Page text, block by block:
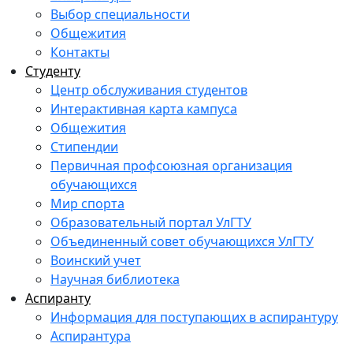
Выбор специальности
Общежития
Контакты
Студенту
Центр обслуживания студентов
Интерактивная карта кампуса
Общежития
Стипендии
Первичная профсоюзная организация
обучающихся
Мир спорта
Образовательный портал УлГТУ
Объединенный совет обучающихся УлГТУ
Воинский учет
Научная библиотека
Аспиранту
Информация для поступающих в аспирантуру
Аспирантура